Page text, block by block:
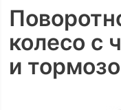
колесо с
и